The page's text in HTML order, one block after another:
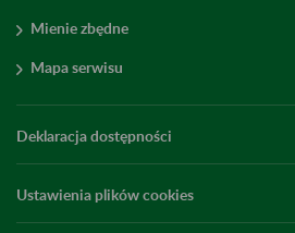
Mienie zbędne
Mapa serwisu
Deklaracja dostępności
Ustawienia plików cookies